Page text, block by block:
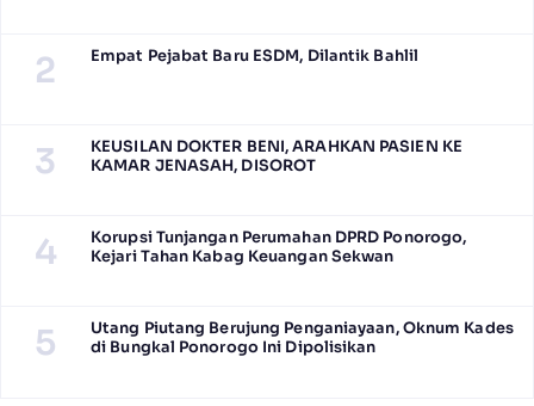
2 Empat Pejabat Baru ESDM, Dilantik Bahlil
3
KEUSILAN DOKTER BENI, ARAHKAN PASIEN KE
KAMAR JENASAH, DISOROT
4
Korupsi Tunjangan Perumahan DPRD Ponorogo,
Kejari Tahan Kabag Keuangan Sekwan
5
Utang Piutang Berujung Penganiayaan, Oknum Kades
di Bungkal Ponorogo Ini Dipolisikan